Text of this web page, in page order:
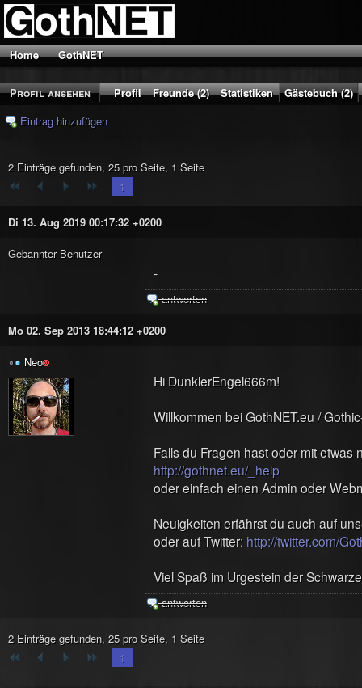
Home GothNET
Profil ansehen Profil Freunde (2) Statistiken
Gästebuch (2)
Eintrag hinzufügen
2 Einträge gefunden, 25 pro Seite, 1 Seite
1
Di 13. Aug 2019 00:17:32 +0200
Gebannter Benutzer
-
antworten
Mo 02. Sep 2013 18:44:12 +0200
Neo
Hi DunklerEngel666m!
Willkommen bei GothNET.eu /
Falls du Fragen hast oder mit
http://gothnet.eu/_help
oder einfach einen Admin oder
Neuigkeiten erfährst du auch auf
oder auf Twitter: http://twitter.com/
Viel Spaß im Urgestein der
antworten
2 Einträge gefunden, 25 pro Seite, 1 Seite
1